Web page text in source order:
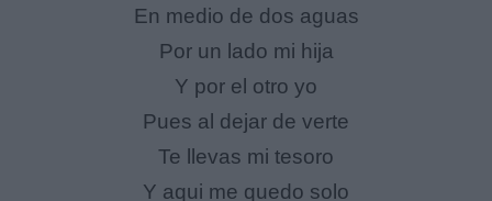
En medio de dos aguas
Por un lado mi hija
Y por el otro yo
Pues al dejar de verte
Te llevas mi tesoro
Y aqui me quedo solo